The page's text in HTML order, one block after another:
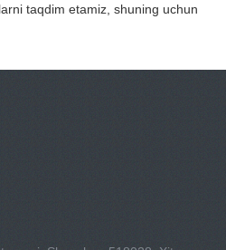
taqdim etamiz, shuning uchun